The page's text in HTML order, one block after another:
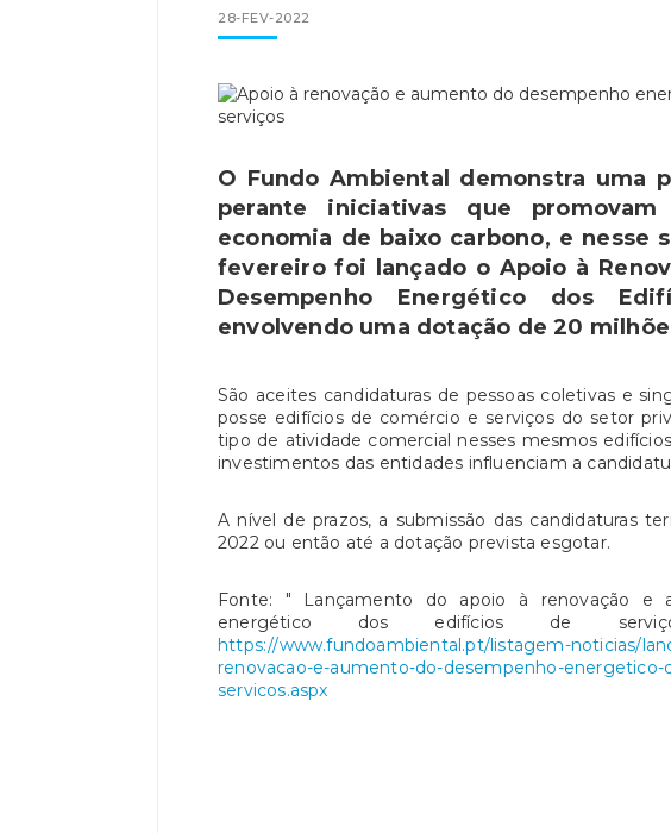
28-FEV-2022
O Fundo Ambiental demonstra uma
perante iniciativas que
economia de baixo carbono, e nesse
fevereiro foi lançado o Apoio à
Desempenho Energético dos
envolvendo uma dotação de 20
São aceites candidaturas de pessoas coletivas e
posse edifícios de comércio e serviços do setor
tipo de atividade comercial nesses mesmos
investimentos das entidades influenciam a
A nível de prazos, a submissão das candidaturas
2022 ou então até a dotação prevista esgotar.
Fonte: " Lançamento do apoio à renovação e
energético dos edifícios de
https://www.fundoambiental.pt/listagem-noticias/
renovacao-e-aumento-do-desempenho-energetico-
servicos.aspx